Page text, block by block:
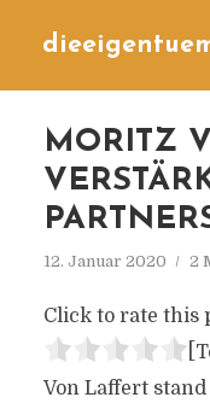
MORITZ
12. Januar 2020 2
Click to rate this
Von Laffert